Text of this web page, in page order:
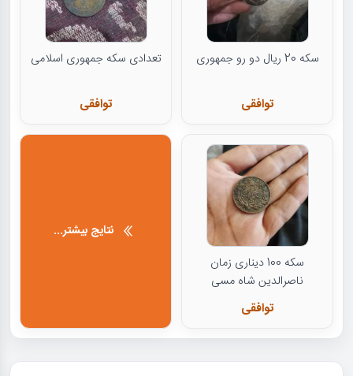
سکه 20 ریال دو رو جمهوری
توافقی
تعدادی سکه جمهوری اسلامی
توافقی
سکه 100 دیناری زمان
ناصرالدین شاه مسی
توافقی
نتایج بیشتر...